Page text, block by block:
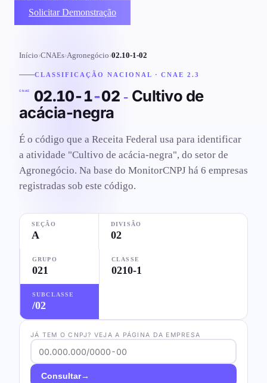
Solicitar Demonstração
Início›CNAEs›Agronegócio›02.10-1-02
CLASSIFICAÇÃO NACIONAL · CNAE 2.3
CNAE 02.10-1-02- Cultivo de
acácia-negra
É o código que a Receita Federal usa para identificar
a atividade "Cultivo de acácia-negra", do setor de
Agronegócio. Na base do MonitorCNPJ há 6 empresas
registradas sob este código.
SEÇÃO
A
DIVISÃO
02
GRUPO
021
CLASSE
0210-1
SUBCLASSE
/02
JÁ TEM O CNPJ? VEJA A PÁGINA DA EMPRESA
Consultar→